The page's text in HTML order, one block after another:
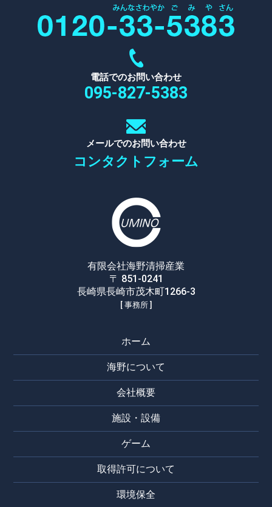
電話でのお問い合わせ
095-827-5383
メールでのお問い合わせ
コンタクトフォーム
有限会社海野清掃産業
〒 851-0241
長崎県長崎市茂木町1266-3
[ 事務所 ]
ホーム
海野について
会社概要
施設・設備
ゲーム
取得許可について
環境保全